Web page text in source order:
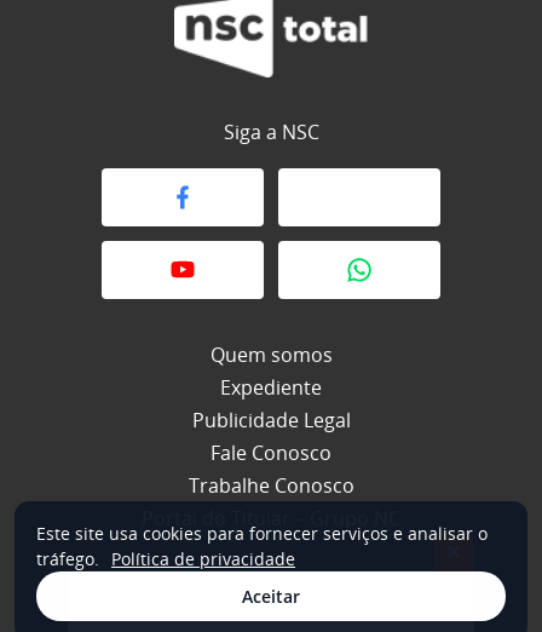
Siga a NSC
Quem somos
Expediente
Publicidade Legal
Fale Conosco
Trabalhe Conosco
© 2026 NSC Total. Todos os direitos reservados.
Este site usa cookies para fornecer serviços e analisar o
tráfego.
Política de privacidade
Aceitar